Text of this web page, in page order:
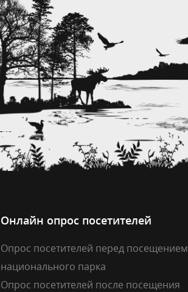
Онлайн опрос посетителей
Опрос посетителей перед посещением
национального парка
Опрос посетителей после посещения